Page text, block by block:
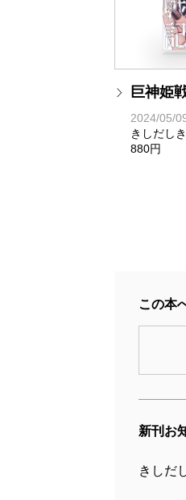
巨神姫
2024/05/
きしだし
880円
この本
新刊お
きしだ